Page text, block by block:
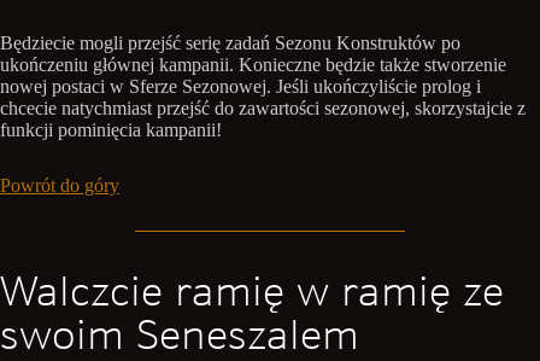
Będziecie mogli przejść serię zadań Sezonu Konstruktów po
ukończeniu głównej kampanii. Konieczne będzie także stworzenie
nowej postaci w Sferze Sezonowej. Jeśli ukończyliście prolog i
chcecie natychmiast przejść do zawartości sezonowej, skorzystajcie z
funkcji pominięcia kampanii!
Powrót do góry
Walczcie ramię w ramię ze
swoim Seneszalem